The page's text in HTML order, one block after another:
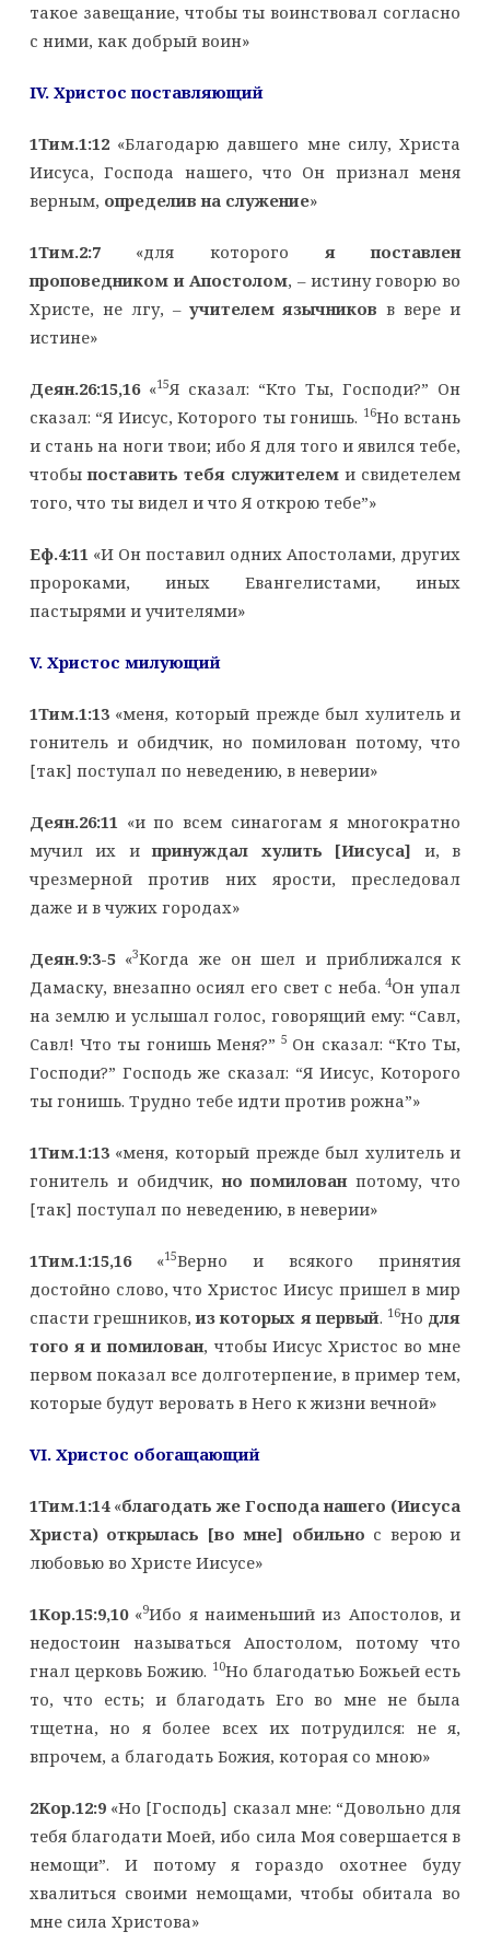
такое завещание, чтобы ты воинствовал согласно
с ними, как добрый воин»
IV. Христос поставляющий
1Тим.1:12«Благодарю давшего мне силу, Христа
Иисуса, Господа нашего, что Он признал меня
верным, определив на служение»
1Тим.2:7«для которого я поставлен
проповедником и Апостолом, – истину говорю во
Христе, не лгу, – учителем язычников в вере и
истине»
Деян.26:15,16«15Я сказал: “Кто Ты, Господи?” Он
сказал: “Я Иисус, Которого ты гонишь. 16Но встань
и стань на ноги твои; ибо Я для того и явился тебе,
чтобыпоставить тебя служителем и свидетелем
того, что ты видел и что Я открою тебе”»
Еф.4:11 «И Он поставил одних Апостолами, других
пророками, иных Евангелистами, иных
пастырями и учителями»
V. Христос милующий
1Тим.1:13«меня, который прежде был хулитель и
гонитель и обидчик, но помилован потому, что
[так] поступал по неведению, в неверии»
Деян.26:11 «и по всем синагогам я многократно
мучил их ипринуждал хулить [Иисуса] и, в
чрезмерной против них ярости, преследовал
даже и в чужих городах»
Деян.9:3-5«3Когда же он шел и приближался к
Дамаску, внезапно осиял его свет с неба.4Он упал
на землю и услышал голос, говорящий ему: “Савл,
Савл! Что ты гонишь Меня?”5 Он сказал: “Кто Ты,
Господи?” Господь же сказал: “Я Иисус, Которого
ты гонишь. Трудно тебе идти против рожна”»
1Тим.1:13«меня, который прежде был хулитель и
гонитель и обидчик,но помилованпотому, что
[так] поступал по неведению, в неверии»
1Тим.1:15,16«15Верно и всякого принятия
достойно слово, что Христос Иисус пришел в мир
спасти грешников,из которых я первый. 16Но для
того я и помилован, чтобы Иисус Христос во мне
первом показал все долготерпение, в пример тем,
которые будут веровать в Него к жизни вечной»
VI. Христос обогащающий
1Тим.1:14«благодать же Господа нашего (Иисуса
Христа) открылась [во мне] обильно с верою и
любовью во Христе Иисусе»
1Кор.15:9,10«9Ибо я наименьший из Апостолов, и
недостоин называться Апостолом, потому что
гнал церковь Божию. 10Но благодатью Божьей есть
то, что есть; и благодать Его во мне не была
тщетна, но я более всех их потрудился: не я,
впрочем, а благодать Божия, которая со мною»
2Кор.12:9«Но [Господь] сказал мне: “Довольно для
тебя благодати Моей, ибо сила Моя совершается в
немощи”. И потому я гораздо охотнее буду
хвалиться своими немощами, чтобы обитала во
мне сила Христова»